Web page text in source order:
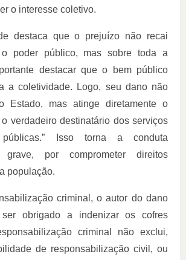
o interesse coletivo.
destaca que o prejuízo não recai
poder público, mas sobre toda a
destacar que o bem público
a coletividade. Logo, seu dano não
Estado, mas atinge diretamente o
verdadeiro destinatário dos serviços
Isso torna a conduta
grave, por comprometer direitos
população.
criminal, o autor do dano
ser obrigado a indenizar os cofres
criminal não exclui,
de responsabilização civil, ou